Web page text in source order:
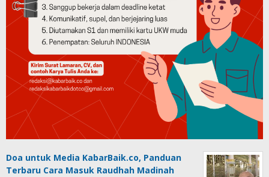
Doa untuk Media KabarBaik.co, Panduan
Terbaru Cara Masuk Raudhah Madinah